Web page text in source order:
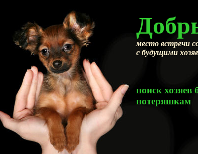
место встречи
с будущими
поиск
потеряшкам